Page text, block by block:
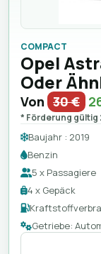
COMPACT
Opel
Oder
Von 30 €
* Förderung gültig
Baujahr : 2019
Benzin
5 x Passagiere
4 x Gepäck
Getriebe: